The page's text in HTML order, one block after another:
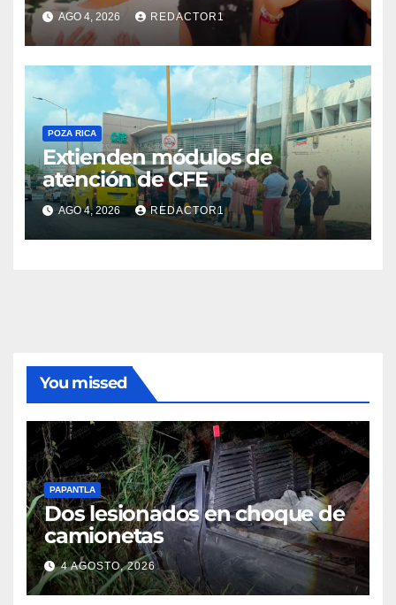
AGO 4, 2026 REDACTOR1
POZA RICA
Extienden módulos de
atención de CFE
AGO 4, 2026 REDACTOR1
You missed
PAPANTLA
Dos lesionados en choque de
camionetas
4 AGOSTO, 2026